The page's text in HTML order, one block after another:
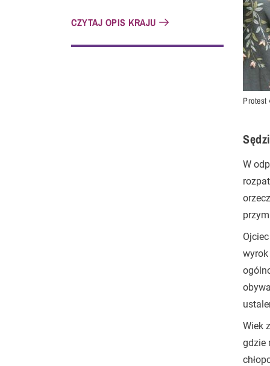
Protest
W
wyrok
Wiek
gdzie
CZYTAJ OPIS KRAJU